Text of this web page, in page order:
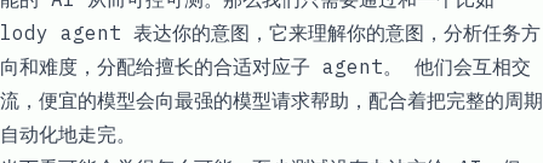
lody agent 表达你的意图，它来理解你的意图，分析任务方
向和难度，分配给擅长的合适对应子 agent。 他们会互相交
流，便宜的模型会向最强的模型请求帮助，配合着把完整的周期
自动化地走完。